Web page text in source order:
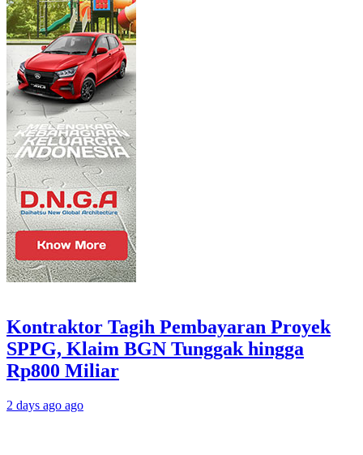
Kontraktor Tagih Pembayaran Proyek
SPPG, Klaim BGN Tunggak hingga
Rp800 Miliar
2 days ago ago